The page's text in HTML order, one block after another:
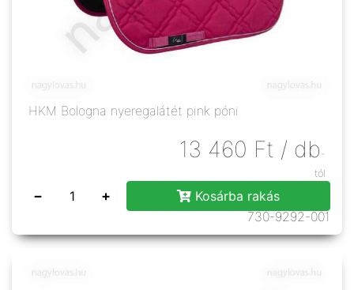
HKM Bologna nyeregalátét pink póni
13 460 Ft / db -
tól
− +
Kosárba rakás
730-9292-001